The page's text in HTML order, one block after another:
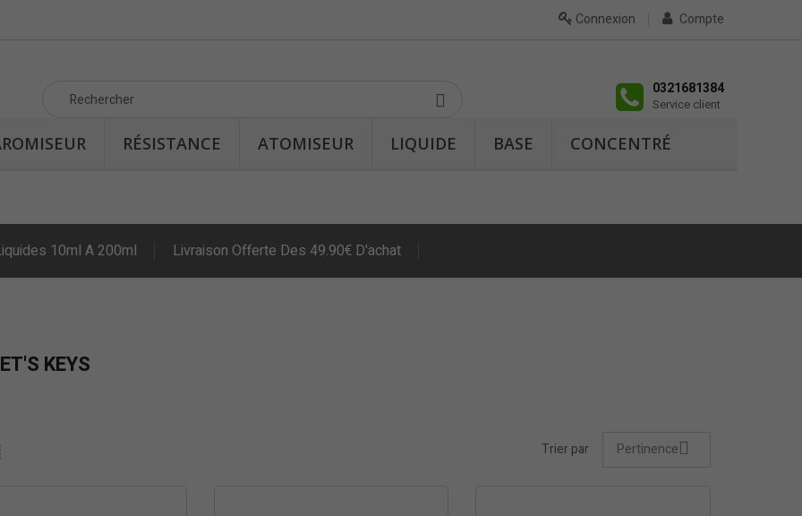
Compte
Connexion
0321681384
Service client
RÉSISTANCE ATOMISEUR LIQUIDE BASE CONCENTRÉ
10ml A 200ml Livraison Offerte Des 49.90€ D'achat
KEYS
Trier par Pertinence